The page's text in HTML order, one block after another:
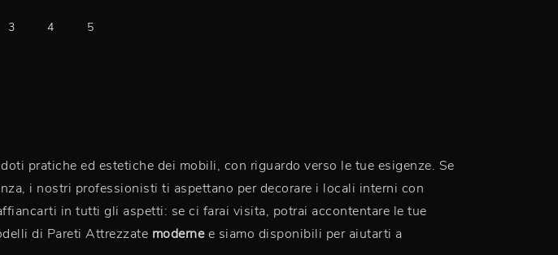
3 4 5
pratiche ed estetiche dei mobili, con riguardo verso le tue esigenze. Se
i nostri professionisti ti aspettano per decorare i locali interni con
in tutti gli aspetti: se ci farai visita, potrai accontentare le tue
di Pareti Attrezzate modernee siamo disponibili per aiutarti a